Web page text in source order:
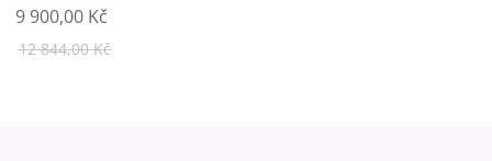
9 900,00 Kč
12 844,00Kč